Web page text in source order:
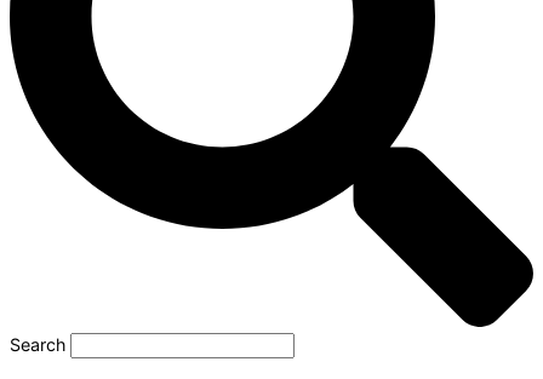
Search